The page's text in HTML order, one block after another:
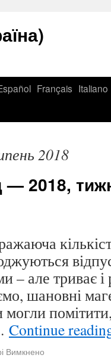
Français Italiano
2018
2018,
– але триває
шановні
Continue
Вимкнено